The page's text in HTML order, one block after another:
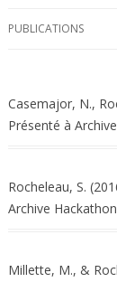
PUBLICATIONS
Casemajor, N.,
Présenté à
Rocheleau, S.
Archive
Millette, M., &